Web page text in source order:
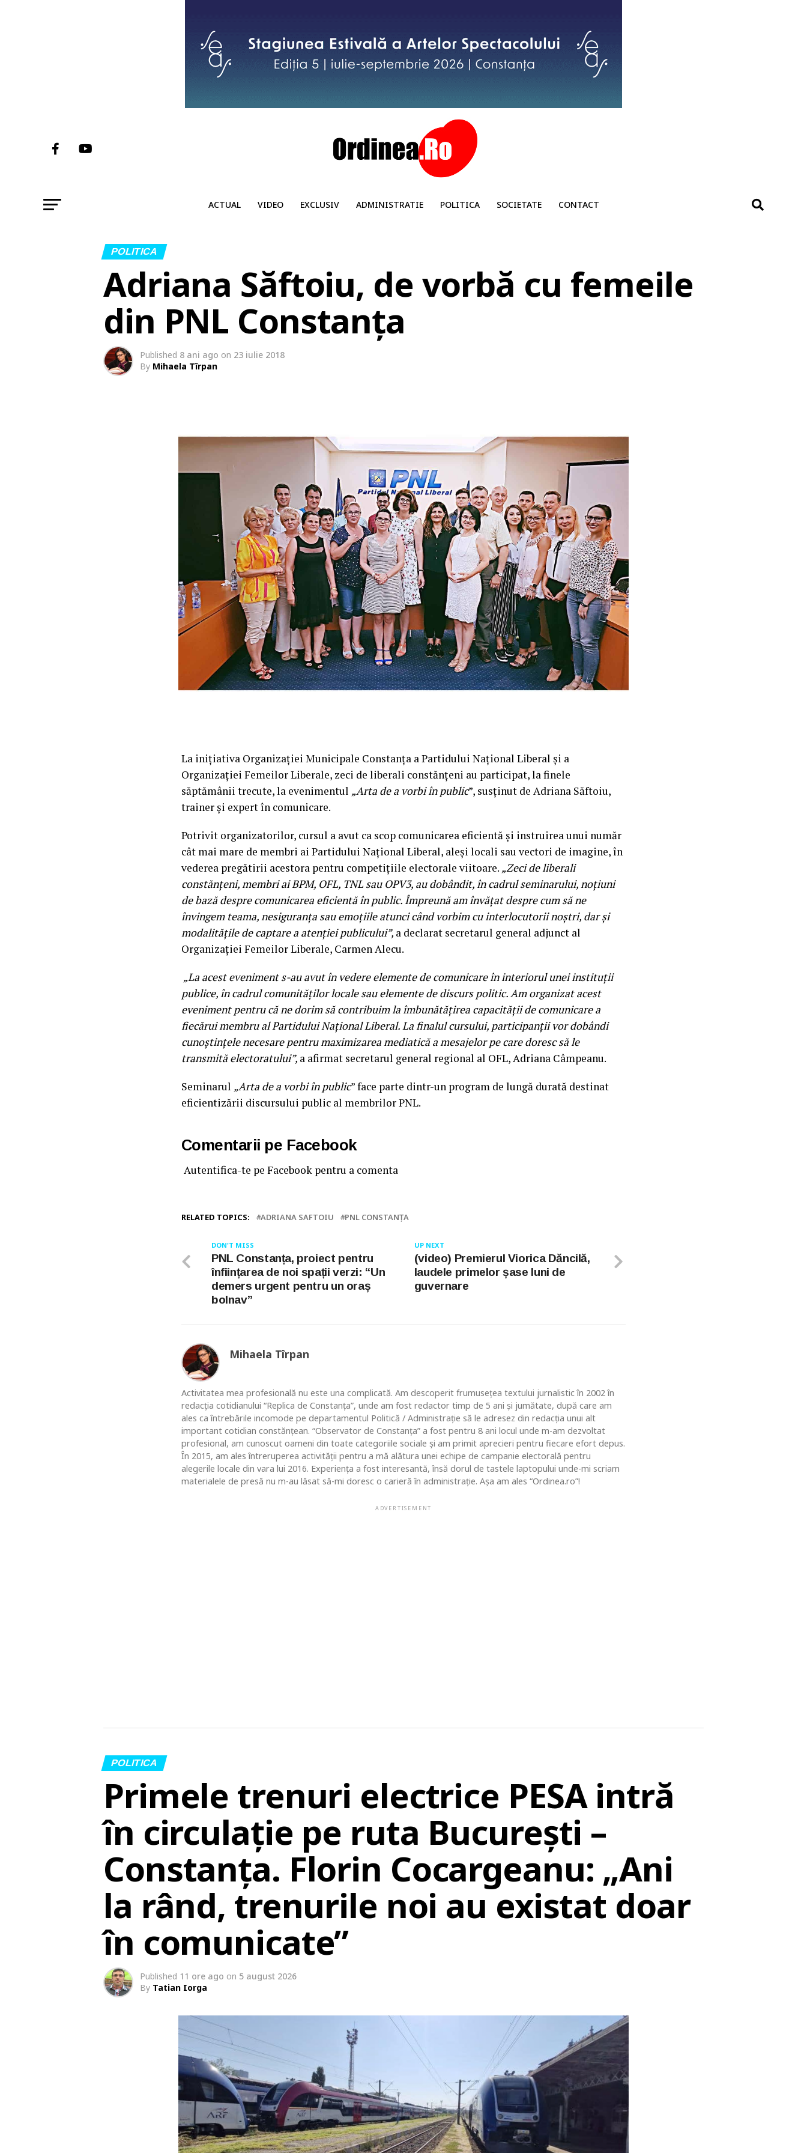
ACTUAL VIDEO EXCLUSIV ADMINISTRATIE POLITICA SOCIETATE CONTACT
POLITICA
Adriana Săftoiu, de vorbă cu femeile
din PNL Constanța
Published 8 ani ago on 23 iulie 2018
By Mihaela Tîrpan
La inițiativa Organizației Municipale Constanța a Partidului Național Liberal și a
Organizației Femeilor Liberale, zeci de liberali constănțeni au participat, la finele
săptămânii trecute, la evenimentul „Arta de a vorbi în public”, susținut de Adriana Săftoiu,
trainer și expert în comunicare.
Potrivit organizatorilor, cursul a avut ca scop comunicarea eficientă și instruirea unui număr
cât mai mare de membri ai Partidului Național Liberal, aleși locali sau vectori de imagine, în
vederea pregătirii acestora pentru competițiile electorale viitoare. „Zeci de liberali
constănțeni, membri ai BPM, OFL, TNL sau OPV3, au dobândit, în cadrul seminarului, noțiuni
de bază despre comunicarea eficientă în public. Împreună am învățat despre cum să ne
învingem teama, nesiguranța sau emoțiile atunci când vorbim cu interlocutorii noștri, dar și
modalitățile de captare a atenției publicului”, a declarat secretarul general adjunct al
Organizației Femeilor Liberale, Carmen Alecu.
„La acest eveniment s-au avut în vedere elemente de comunicare în interiorul unei instituții
publice, în cadrul comunităților locale sau elemente de discurs politic. Am organizat acest
eveniment pentru că ne dorim să contribuim la îmbunătățirea capacității de comunicare a
fiecărui membru al Partidului Național Liberal. La finalul cursului, participanții vor dobândi
cunoștințele necesare pentru maximizarea mediatică a mesajelor pe care doresc să le
transmită electoratului”, a afirmat secretarul general regional al OFL, Adriana Câmpeanu.
Seminarul „Arta de a vorbi în public” face parte dintr-un program de lungă durată destinat
eficientizării discursului public al membrilor PNL.
Comentarii pe Facebook
Autentifica-te pe Facebook pentru a comenta
RELATED TOPICS: ADRIANA SAFTOIU PNL CONSTANŢA
UP NEXT
(video) Premierul Viorica Dăncilă,
laudele primelor șase luni de
guvernare
DON'T MISS
PNL Constanța, proiect pentru
înființarea de noi spații verzi: “Un
demers urgent pentru un oraș
bolnav”
Mihaela Tîrpan
Activitatea mea profesională nu este una complicată. Am descoperit frumusețea textului jurnalistic în 2002 în
redacția cotidianului “Replica de Constanța”, unde am fost redactor timp de 5 ani și jumătate, după care am
ales ca întrebările incomode pe departamentul Politică / Administrație să le adresez din redacția unui alt
important cotidian constănțean. “Observator de Constanța” a fost pentru 8 ani locul unde m-am dezvoltat
profesional, am cunoscut oameni din toate categoriile sociale și am primit aprecieri pentru fiecare efort depus.
În 2015, am ales întreruperea activității pentru a mă alătura unei echipe de campanie electorală pentru
alegerile locale din vara lui 2016. Experiența a fost interesantă, însă dorul de tastele laptopului unde-mi scriam
materialele de presă nu m-au lăsat să-mi doresc o carieră în administrație. Așa am ales “Ordinea.ro”!
ADVERTISEMENT
POLITICA
Primele trenuri electrice PESA intră
în circulație pe ruta București –
Constanța. Florin Cocargeanu: „Ani
la rând, trenurile noi au existat doar
în comunicate”
Published 11 ore ago on 5 august 2026
By Tatian Iorga